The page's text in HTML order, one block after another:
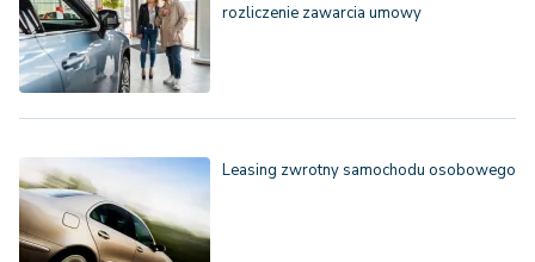
rozliczenie zawarcia umowy
Leasing zwrotny samochodu osobowego